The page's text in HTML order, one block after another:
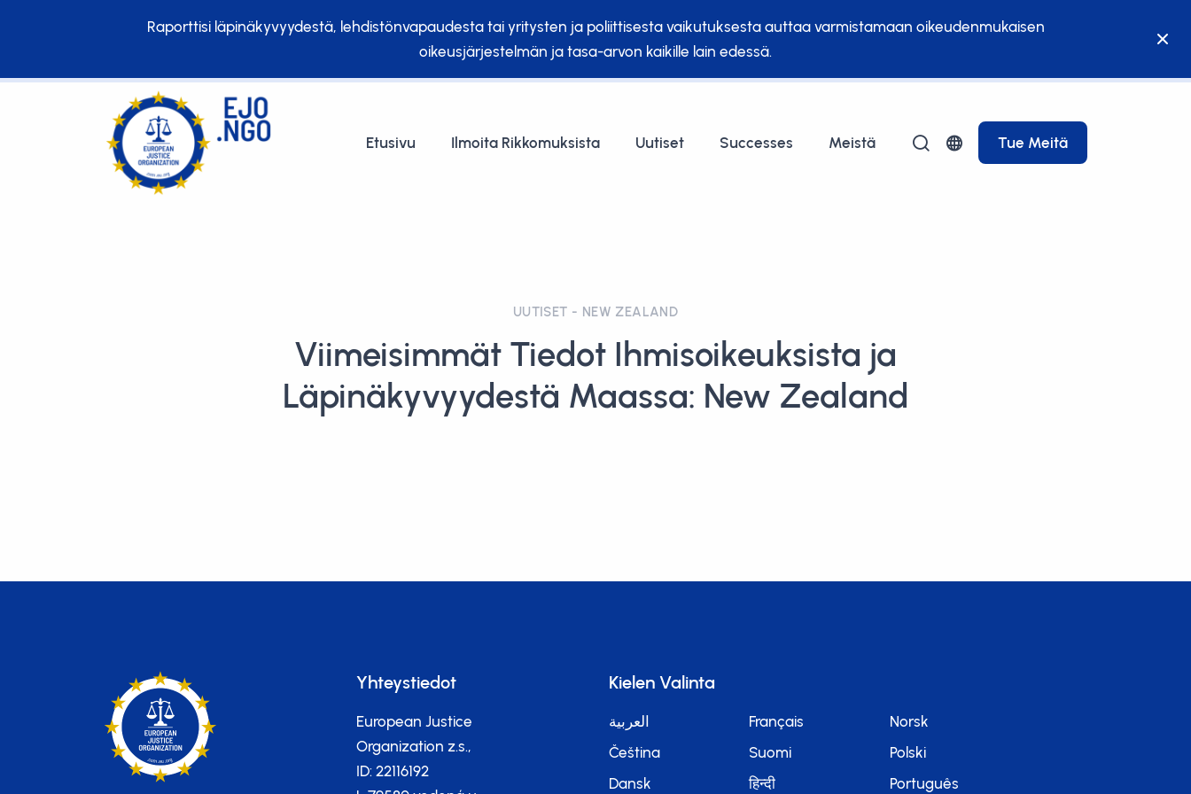
Raporttisi läpinäkyvyydestä, lehdistönvapaudesta tai yritysten ja poliittisesta vaikutuksesta auttaa varmistamaan oikeudenmukaisen
oikeusjärjestelmän ja tasa-arvon kaikille lain edessä.
Etusivu Ilmoita Rikkomuksista Uutiset Successes Meistä Tue Meitä
UUTISET - NEW ZEALAND
Viimeisimmät Tiedot Ihmisoikeuksista ja
Läpinäkyvyydestä Maassa: New Zealand
Yhteystiedot
European Justice
Organization z.s.,
ID: 22116192
Kielen Valinta
العربية
Čeština
Dansk
Français
Suomi
हिन्दी
Norsk
Polski
Português